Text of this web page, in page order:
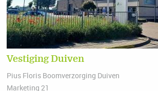
Vestiging Duiven
Pius Floris Boomverzorging Duiven
Marketing 21